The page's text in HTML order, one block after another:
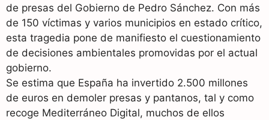
de presas del Gobierno de Pedro Sánchez. Con más
de 150 víctimas y varios municipios en estado crítico,
esta tragedia pone de manifiesto el cuestionamiento
de decisiones ambientales promovidas por el actual
gobierno.
Se estima que España ha invertido 2.500 millones
de euros en demoler presas y pantanos, tal y como
recoge Mediterráneo Digital, muchos de ellos